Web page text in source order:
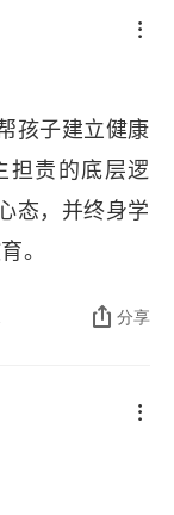
后不要靠孩
孩子建立健康
担责的底层逻
态，并终身学
。
分享